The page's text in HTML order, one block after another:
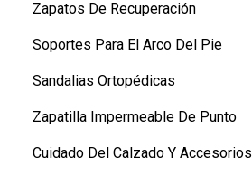
Zapatos De Recuperación
Soportes Para El Arco Del Pie
Sandalias Ortopédicas
Zapatilla Impermeable De Punto
Cuidado Del Calzado Y Accesorios